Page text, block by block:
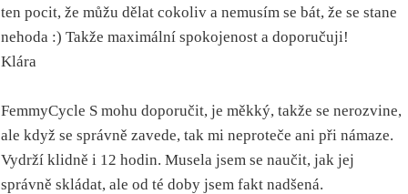
ten pocit, že můžu dělat cokoliv a nemusím se bát, že se stane
nehoda :) Takže maximální spokojenost a doporučuji!
Klára
FemmyCycle S mohu doporučit, je měkký, takže se nerozvine,
ale když se správně zavede, tak mi neproteče ani při námaze.
Vydrží klidně i 12 hodin. Musela jsem se naučit, jak jej
správně skládat, ale od té doby jsem fakt nadšená.